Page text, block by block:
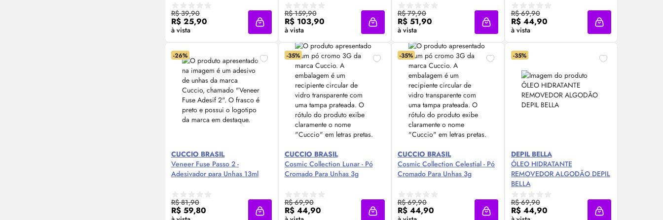
R$ 39,90
R$ 25,90
à vista
Compre Agora ❯
Adicionar à sacola
R$ 159,90
R$ 103,90
à vista
Compre Agora ❯
Adicionar à sacola
R$ 79,90
R$ 51,90
à vista
Compre Agora ❯
Adicionar à sacola
R$ 69,90
R$ 44,90
à vista
Compre Agora ❯
Adicionar à sacola
-26%
CUCCIO BRASIL
Veneer Fuse Passo 2 -
Adesivador para Unhas 13ml
R$ 81,90
R$ 59,80
Compre Agora ❯
Adicionar à sacola
-35%
CUCCIO BRASIL
Cosmic Collection Lunar - Pó
Cromado Para Unhas 3g
R$ 69,90
R$ 44,90
Compre Agora ❯
Adicionar à sacola
-35%
CUCCIO BRASIL
Cosmic Collection Celestial - Pó
Cromado Para Unhas 3g
R$ 69,90
R$ 44,90
Compre Agora ❯
Adicionar à sacola
-35%
DEPIL BELLA
ÓLEO HIDRATANTE
REMOVEDOR ALGODÃO DEPIL
BELLA
R$ 69,90
R$ 44,90
Compre Agora ❯
Adicionar à sacola